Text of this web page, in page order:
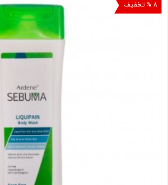
۸ % تخفیف